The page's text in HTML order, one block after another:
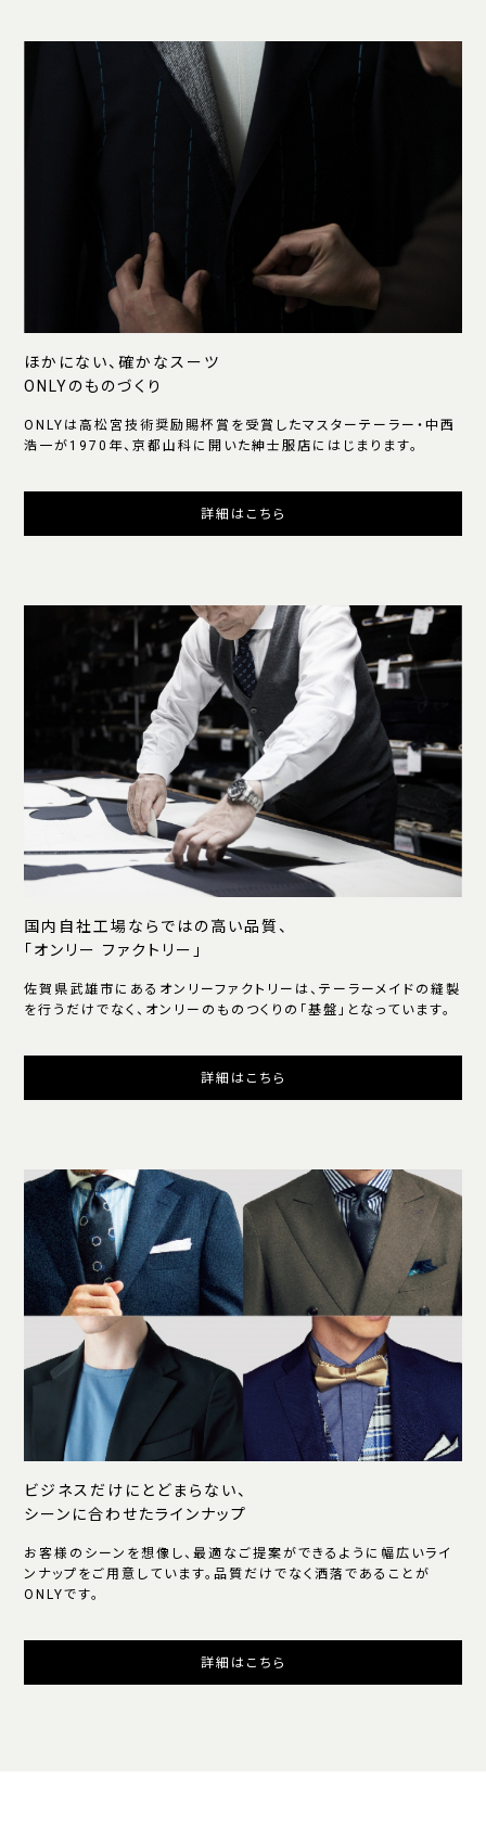
ほかにない、確かなスーツ
ONLYのものづくり
ONLYは高松宮技術奨励賜杯賞を受賞したマスターテーラー・中西
浩一が1970年、京都山科に開いた紳士服店にはじまります。
詳細はこちら
国内自社工場ならではの高い品質、
「オンリー ファクトリー」
佐賀県武雄市にあるオンリーファクトリーは、テーラーメイドの縫製
を行うだけでなく、オンリーのものつくりの「基盤」となっています。
詳細はこちら
ビジネスだけにとどまらない、
シーンに合わせたラインナップ
お客様のシーンを想像し、最適なご提案ができるように幅広いライ
ンナップをご用意しています。品質だけでなく洒落であることが
ONLYです。
詳細はこちら